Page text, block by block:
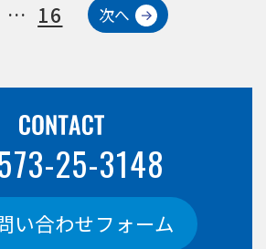
… 16 次へ
25-3148
い合わせフォーム